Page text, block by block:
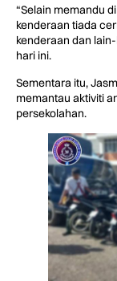
“Selain memandu
kenderaan tiada
kenderaan dan
hari ini.
Sementara itu,
memantau aktiviti
persekolahan.